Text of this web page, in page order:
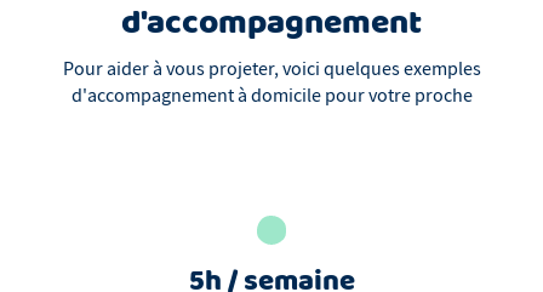
d'accompagnement
Pour aider à vous projeter, voici quelques exemples
d'accompagnement à domicile pour votre proche
5h / semaine